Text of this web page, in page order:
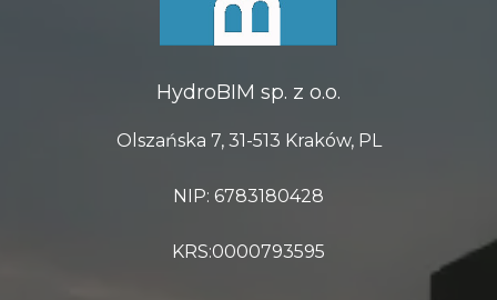
HydroBIM sp. z o.o.
Olszańska 7, 31-513 Kraków, PL
NIP: 6783180428
KRS:0000793595